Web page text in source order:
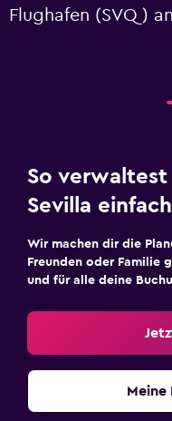
Flughafen (SVQ)
So
Sevilla
Wir machen dir die
Freunden oder Familie
und für alle deine
Meine